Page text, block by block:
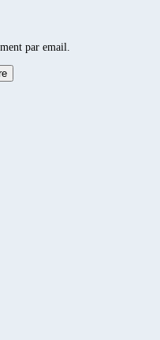
par email.